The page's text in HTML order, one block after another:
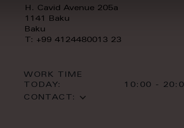
H. Cavid Avenue 205a
1141 Baku
Baku
T: +99 4124480013 23
WORK TIME
TODAY:
10:00 -
CONTACT: